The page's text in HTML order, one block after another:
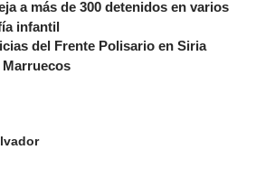
a más de 300 detenidos en varios
infantil
del Frente Polisario en Siria
Marruecos